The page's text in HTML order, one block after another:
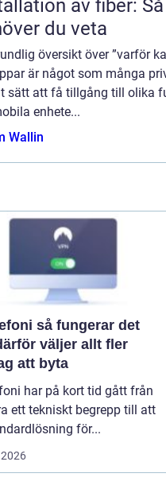
av fiber:
du veta
översikt över ”varför
är något som många
sätt att få tillgång till olika
enhete...
Wallin
det
väljer allt fler
att byta
har på kort tid gått från
ett tekniskt begrepp till att
för...